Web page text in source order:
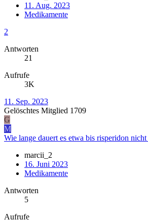
11. Aug. 2023
Medikamente
2
Antworten
21
Aufrufe
3K
11. Sep. 2023
Gelöschtes Mitglied 1709
G
M
Wie lange dauert es etwa bis risperidon
marcii_2
16. Juni 2023
Medikamente
Antworten
5
Aufrufe